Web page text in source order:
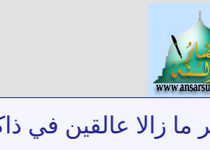
عالقين في ذاكرتي